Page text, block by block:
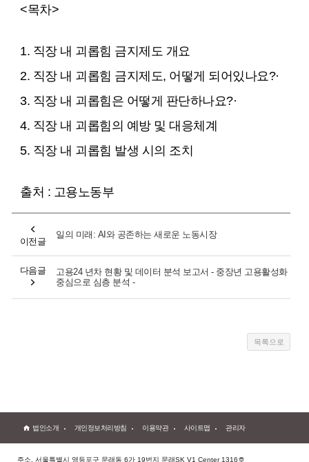
<목차>
1. 직장 내 괴롭힘 금지제도 개요
2. 직장 내 괴롭힘 금지제도, 어떻게 되어있나요?·
3. 직장 내 괴롭힘은 어떻게 판단하나요?·
4. 직장 내 괴롭힘의 예방 및 대응체계
5. 직장 내 괴롭힘 발생 시의 조치
출처 : 고용노동부
이전글
일의 미래: AI와 공존하는 새로운 노동시장
다음글
고용24 년차 현황 및 데이터 분석 보고서 - 중장년 고용활성화
중심으로 심층 분석 -
법인소개 개인정보처리방침 이용약관 사이트맵 관리자
주소. 서울특별시 영등포구 문래동 6가 19번지 문래SK V1 Center 1316호